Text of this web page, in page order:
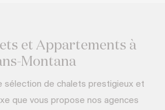
et Appartements à
Montana
sélection de chalets prestigieux et
que vous propose nos agences